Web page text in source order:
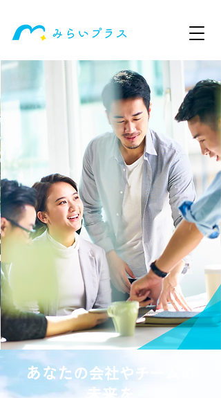
あなた の会社やチームの
未来を